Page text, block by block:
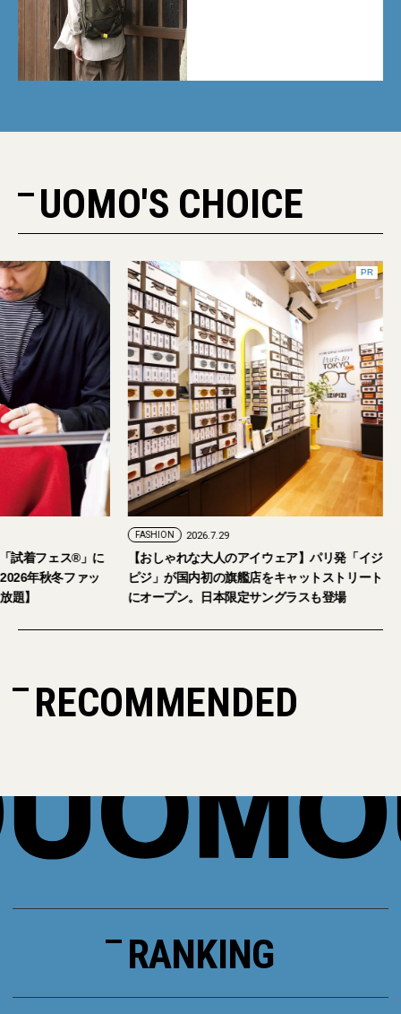
UOMO'S CHOICE
2026年9月5日・6日開催。「試着フェス®︎」に
読者の皆さまをご招待。【2026年秋冬ファッ
ション＆美容アイテム試し放題】
【おしゃれな大人
ピジ」が国内初の
にオープン。日本
RECOMMENDED
RANKING